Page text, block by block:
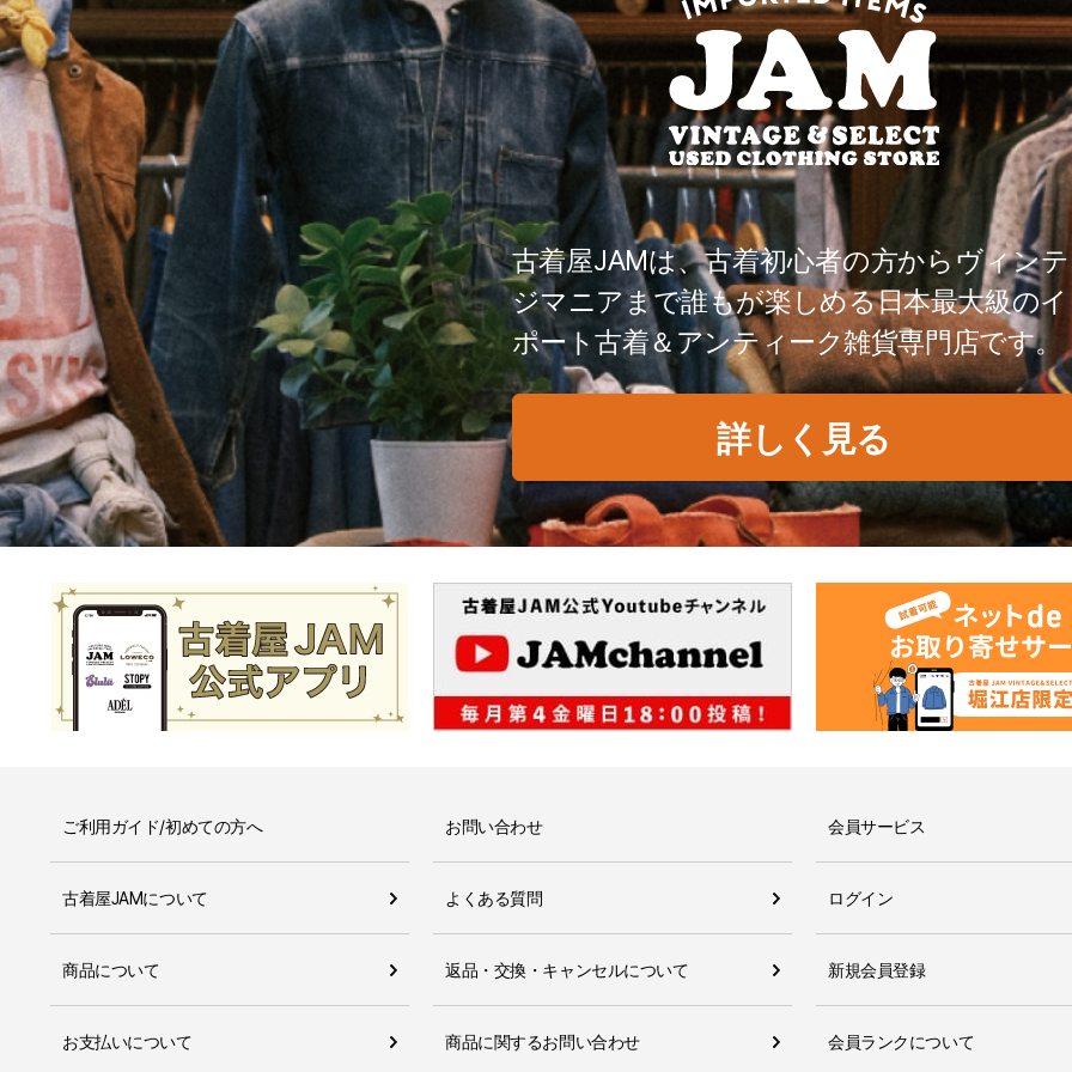
古着屋JAMは、古着初心者の方からヴィン
ジマニアまで誰もが楽しめる日本最大級の
ポート古着＆アンティーク雑貨専門店です。
詳しく見る
ご利用ガイド/初めての方へ
古着屋JAMについて
商品について
お支払いについて
お問い合わせ
よくある質問
返品・交換・キャンセルについて
商品に関するお問い合わせ
会員サービス
ログイン
新規会員登録
会員ランクについて